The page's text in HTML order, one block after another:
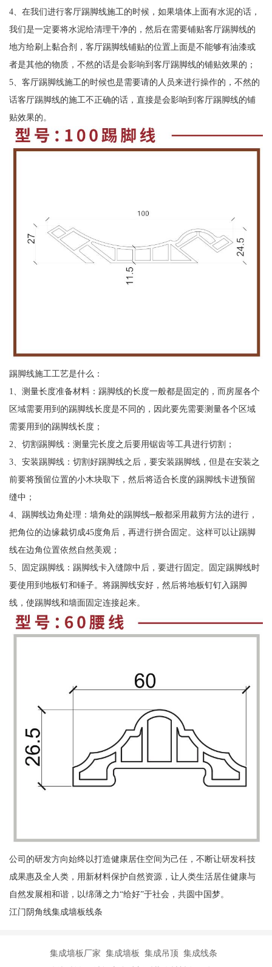
4、在我们进行客厅踢脚线施工的时候，如果墙体上面有水泥的话，
我们是一定要将水泥给清理干净的，然后在需要铺贴客厅踢脚线的
地方给刷上黏合剂，客厅踢脚线铺贴的位置上面是不能够有油漆或
者是其他的物质，不然的话是会影响到客厅踢脚线的铺贴效果的；
5、客厅踢脚线施工的时候也是需要请的人员来进行操作的，不然的
话客厅踢脚线的施工不正确的话，直接是会影响到客厅踢脚线的铺
贴效果的。
踢脚线施工工艺是什么：
1、测量长度准备材料：踢脚线的长度一般都是固定的，而房屋各个
区域需要用到的踢脚线长度是不同的，因此要先需要测量各个区域
需要用到的踢脚线长度；
2、切割踢脚线：测量完长度之后要用锯齿等工具进行切割；
3、安装踢脚线：切割好踢脚线之后，要安装踢脚线，但是在安装之
前要将预留位置的小木块取下，然后将适合长度的踢脚线卡进预留
缝中；
4、踢脚线边角处理：墙角处的踢脚线─般都采用裁剪方法的进行，
把角位的边缘裁切成45度角后，再进行拼合固定。这样可以让踢脚
线在边角位置依然自然美观；
5、固定踢脚线：踢脚线卡入缝隙中后，要进行固定。固定踢脚线时
要使用到地板钉和锤子。将踢脚线安好，然后将地板钉钉入踢脚
线，使踢脚线和墙面固定连接起来。
公司的研发方向始终以打造健康居住空间为己任，不断让研发科技
成果惠及全人类，用新材料保护自然资源，让人类生活居住健康与
自然发展相和谐，以绵薄之力“给好”于社会，共圆中国梦。
江门阴角线集成墙板线条
集成墙板厂家 集成墙板 集成吊顶 集成线条